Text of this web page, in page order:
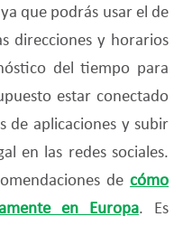
que podrás usar el de
direcciones y horarios
del tiempo para
estar conectado
de aplicaciones y subir
en las redes sociales.
decómo
en Europa. Es